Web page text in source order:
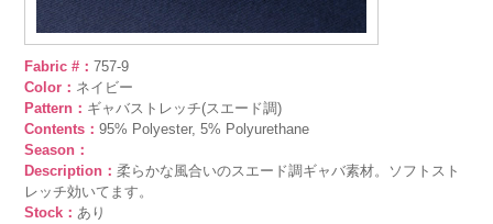
Fabric #：757-9
Color： ネイビー
Pattern： ギャバストレッチ(スエード調)
Contents：95% Polyester, 5% Polyurethane
Season：
Description：柔らかな風合いのスエード調ギャバ素材。ソフトスト
レッチ効いてます。
Stock：あり